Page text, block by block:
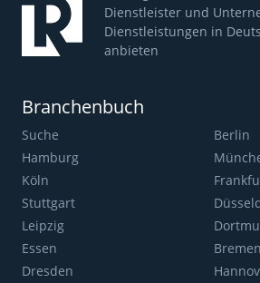
Dienstleister und
Dienstleistungen in
anbieten
Branchenbuch
Suche
Berlin
Hamburg
Köln
Stuttgart
Leipzig
Essen
Bremen
Dresden